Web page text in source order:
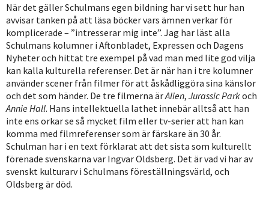
När det gäller Schulmans egen bildning har vi sett hur han
avvisar tanken på att läsa böcker vars ämnen verkar för
komplicerade – ”intresserar mig inte”. Jag har läst alla
Schulmans kolumner i Aftonbladet, Expressen och Dagens
Nyheter och hittat tre exempel på vad man med lite god vilja
kan kalla kulturella referenser. Det är när han i tre kolumner
använder scener från filmer för att åskådliggöra sina känslor
och det som händer. De tre filmerna ärAlien, Jurassic Parkoch
Annie Hall. Hans intellektuella lathet innebär alltså att han
inte ens orkar se så mycket film eller tv-serier att han kan
komma med filmreferenser som är färskare än 30 år.
Schulman har i en text förklarat att det sista som kulturellt
förenade svenskarna var Ingvar Oldsberg. Det är vad vi har av
svenskt kulturarv i Schulmans föreställningsvärld, och
Oldsberg är död.